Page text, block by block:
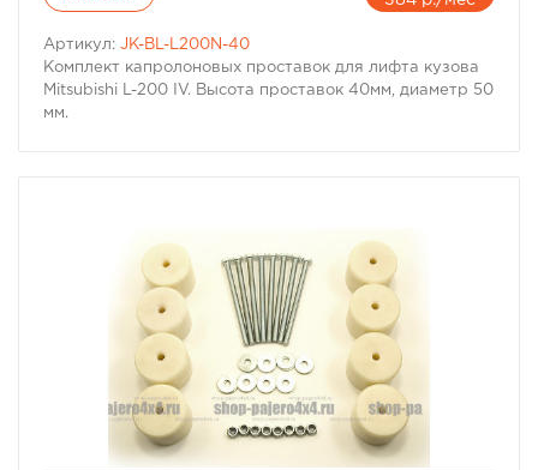
Артикул: JK-BL-L200N-40
Комплект капролоновых проставок для лифта кузова
Mitsubishi L-200 IV. Высота проставок 40мм, диаметр 50
мм.